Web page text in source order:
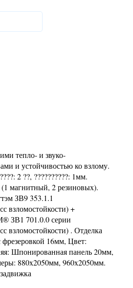
тепло- и звуко-
и устойчивостью ко взлому.
2 ??, ??????????: 1мм.
магнитный, 2 резиновых).
ЗВ9 353.1.1
+
ЗВ1 701.0.0 серии
. Отделка
16мм, Цвет:
Шпонированная панель 20мм,
880x2050мм, 960x2050мм.